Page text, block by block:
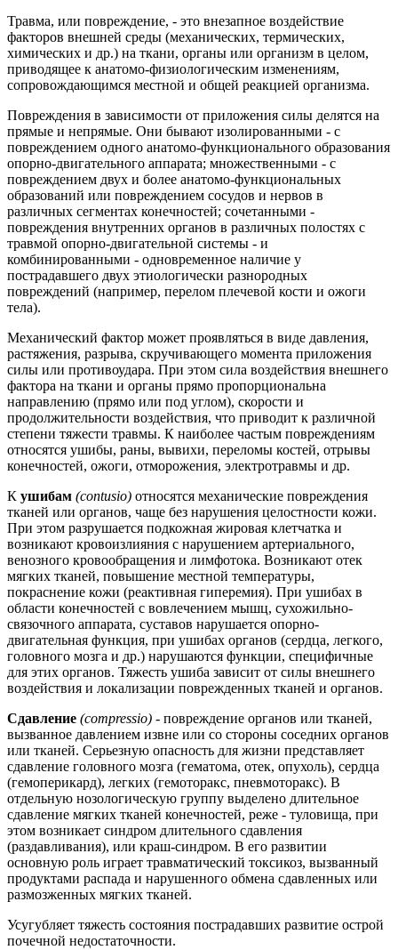
Травма, или повреждение, - это внезапное воздействие
факторов внешней среды (механических, термических,
химических и др.) на ткани, органы или организм в целом,
приводящее к анатомо-физиологическим изменениям,
сопровождающимся местной и общей реакцией организма.
Повреждения в зависимости от приложения силы делятся на
прямые и непрямые. Они бывают изолированными - с
повреждением одного анатомо-функционального образования
опорно-двигательного аппарата; множественными - с
повреждением двух и более анатомо-функциональных
образований или повреждением сосудов и нервов в
различных сегментах конечностей; сочетанными -
повреждения внутренних органов в различных полостях с
травмой опорно-двигательной системы - и
комбинированными - одновременное наличие у
пострадавшего двух этиологически разнородных
повреждений (например, перелом плечевой кости и ожоги
тела).
Механический фактор может проявляться в виде давления,
растяжения, разрыва, скручивающего момента приложения
силы или противоудара. При этом сила воздействия внешнего
фактора на ткани и органы прямо пропорциональна
направлению (прямо или под углом), скорости и
продолжительности воздействия, что приводит к различной
степени тяжести травмы. К наиболее частым повреждениям
относятся ушибы, раны, вывихи, переломы костей, отрывы
конечностей, ожоги, отморожения, электротравмы и др.
К ушибам (contusio) относятся механические повреждения
тканей или органов, чаще без нарушения целостности кожи.
При этом разрушается подкожная жировая клетчатка и
возникают кровоизлияния с нарушением артериального,
венозного кровообращения и лимфотока. Возникают отек
мягких тканей, повышение местной температуры,
покраснение кожи (реактивная гиперемия). При ушибах в
области конечностей с вовлечением мышц, сухожильно-
связочного аппарата, суставов нарушается опорно-
двигательная функция, при ушибах органов (сердца, легкого,
головного мозга и др.) нарушаются функции, специфичные
для этих органов. Тяжесть ушиба зависит от силы внешнего
воздействия и локализации поврежденных тканей и органов.
Сдавление (compressio) - повреждение органов или тканей,
вызванное давлением извне или со стороны соседних органов
или тканей. Серьезную опасность для жизни представляет
сдавление головного мозга (гематома, отек, опухоль), сердца
(гемоперикард), легких (гемоторакс, пневмоторакс). В
отдельную нозологическую группу выделено длительное
сдавление мягких тканей конечностей, реже - туловища, при
этом возникает синдром длительного сдавления
(раздавливания), или краш-синдром. В его развитии
основную роль играет травматический токсикоз, вызванный
продуктами распада и нарушенного обмена сдавленных или
размозженных мягких тканей.
Усугубляет тяжесть состояния пострадавших развитие острой
почечной недостаточности.